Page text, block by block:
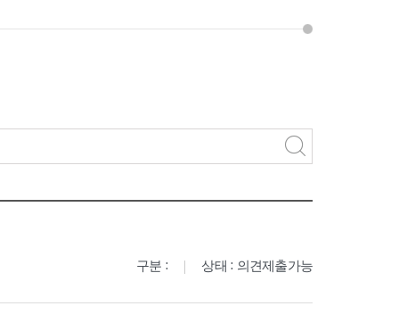
구분 : 상태 : 의견제출가능